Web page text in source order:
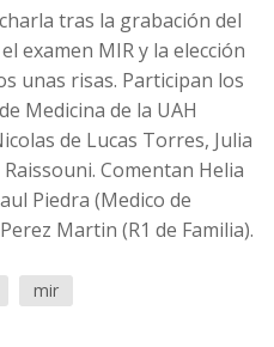
tras la grabación del
examen MIR y la elección
unas risas. Participan los
Medicina de la UAH
de Lucas Torres, Julia
Comentan Helia
Piedra (Medico de
Martin (R1 de Familia).
mir